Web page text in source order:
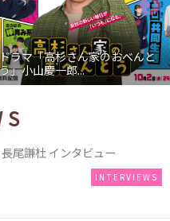
ドラマ「高杉さん家のおべんと
う」小山慶一郎...
映画『恋に至る病』 長尾謙杜 インタビュー
INTERVIEWS